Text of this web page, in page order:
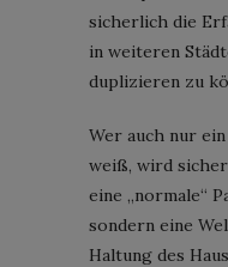
sicherlich die
in weiteren
duplizieren zu
Wer auch nur
weiß, wird
eine „normale“
sondern eine
Haltung des